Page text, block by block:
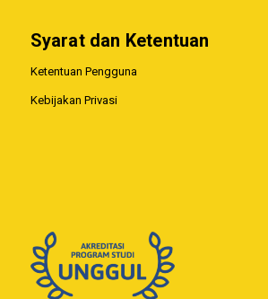
Syarat dan Ketentuan
Ketentuan Pengguna
Kebijakan Privasi